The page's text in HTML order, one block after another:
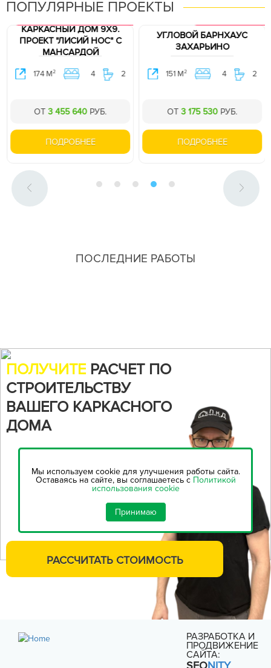
ПОПУЛЯРНЫЕ ПРОЕКТЫ
КАРКАСНЫЙ ДОМ 9Х9.
ПРОЕКТ "ЛИСИЙ НОС" C
МАНСАРДОЙ
174 М2 4 2
ОТ3 455 640 РУБ.
ПОДРОБНЕЕ
УГЛОВОЙ БАРНХАУС
ЗАХАРЬИНО
151 М2 4 2
ОТ3 175 530 РУБ.
ПОДРОБНЕЕ
ПОСЛЕДНИЕ РАБОТЫ
ПОЛУЧИТЕ РАСЧЕТ ПО
СТРОИТЕЛЬСТВУ
ВАШЕГО КАРКАСНОГО
ДОМА
Воспользуйтесь нашим
онлайн-калькулятором,
рассчитать стоимость
РАССЧИТАТЬ СТОИМОСТЬ
РАЗРАБОТКА И
ПРОДВИЖЕНИЕ
САЙТА:
Мы используем cookie для улучшения работы сайта.
Оставаясь на сайте, вы соглашаетесь с Политикой
использования cookie
Принимаю